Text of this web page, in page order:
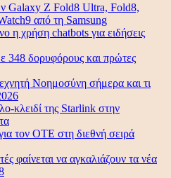
Galaxy Z Fold8 Ultra, Fold8,
από τη Samsung
η χρήση chatbots για ειδήσεις
348 δορυφόρους και πρώτες
Νοημοσύνη σήμερα και τι
κλειδί της Starlink στην
τον ΟΤΕ στη διεθνή σειρά
φαίνεται να αγκαλιάζουν τα νέα